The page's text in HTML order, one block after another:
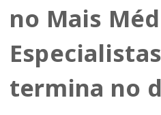
no Mais
Especialistas
termina no